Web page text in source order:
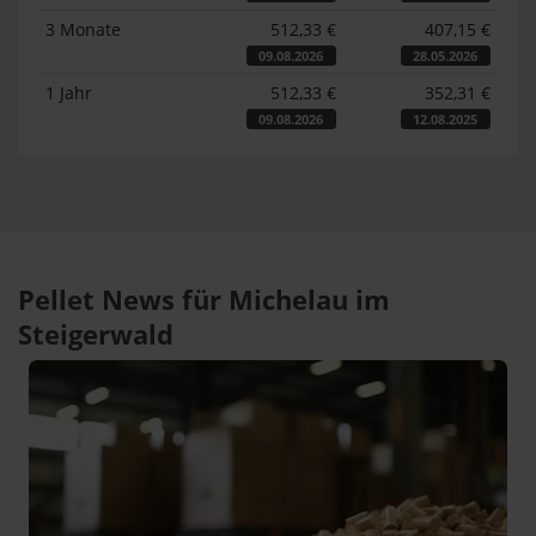
3 Monate 512,33 €
09.08.2026
407,15 €
28.05.2026
1 Jahr 512,33 €
09.08.2026
352,31 €
12.08.2025
Pellet News für Michelau im
Steigerwald